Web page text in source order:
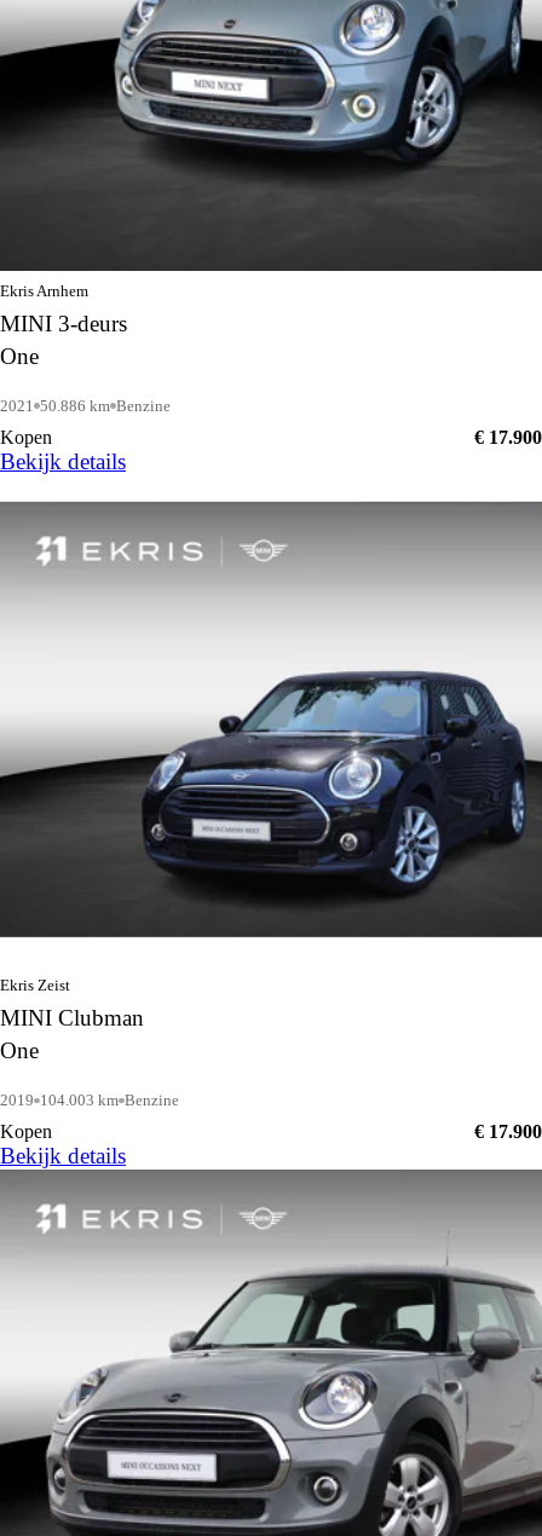
Ekris Arnhem
MINI 3-deurs
One
2021 50.886 km Benzine
Kopen € 17.900
Bekijk details
Ekris Zeist
MINI Clubman
One
2019 104.003 km Benzine
Kopen € 17.900
Bekijk details